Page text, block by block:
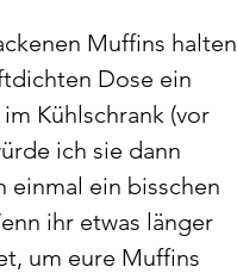
Muffins halten
Dose ein
Kühlschrank (vor
ich sie dann
einmal ein bisschen
ihr etwas länger
um eure Muffins